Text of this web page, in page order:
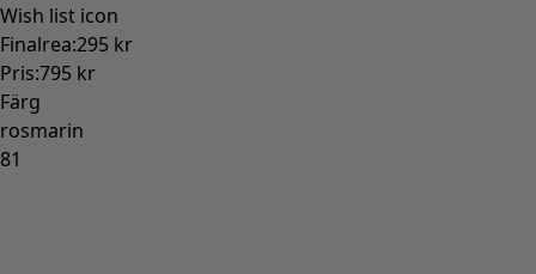
Wish list icon
Finalrea:295 kr
Pris:795 kr
Färg
rosmarin
81